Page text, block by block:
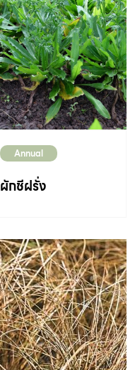
Annual
ผักชีฝรั่ง